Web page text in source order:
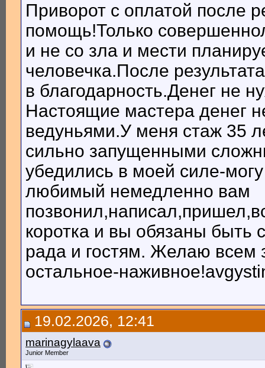
Приворот с оплатой после
помощь!Только
и не со зла и мести
человечка.После
в благодарность.Денег не
Настоящие мастера денег
ведуньями.У меня стаж 35
сильно запущенными
убедились в моей силе-
любимый немедленно вам
коротка и вы обязаны быть
рада и гостям. Желаю всем
остальное-
19.02.2026, 12:41
marinagylaava
Junior Member